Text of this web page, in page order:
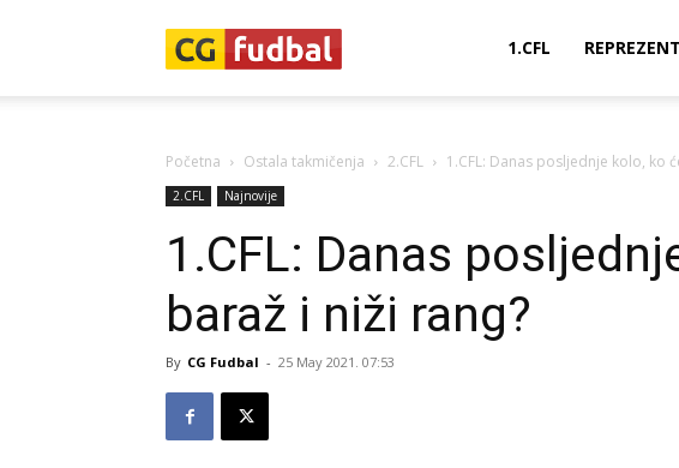
1.CFL
Početna Ostala takmičenja 2.CFL 1.CFL: Danas posljednje kolo, ko
2.CFL Najnovije
1.CFL: Danas
baraž i niži rang?
By CG Fudbal - 25 May 2021. 07:53